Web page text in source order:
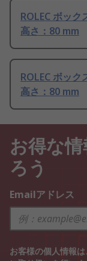
ROLEC ボッ
高さ：80 mm
ROLEC ボッ
高さ：80 mm
お得な
ろう
Emailアドレス
お客様の個人情報